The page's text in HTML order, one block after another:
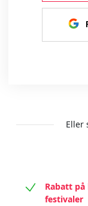
Eller
Rabatt
festivaler